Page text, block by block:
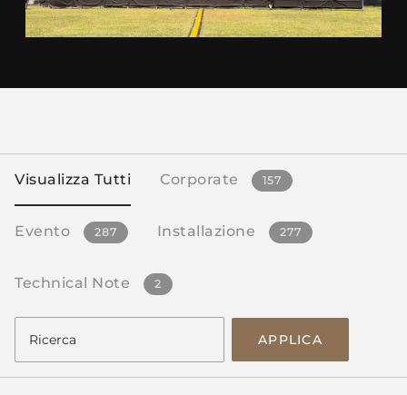
Visualizza Tutti Corporate 157
Evento 287 Installazione 277
Technical Note 2
APPLICA